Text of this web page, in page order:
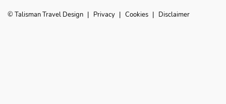
© Talisman Travel Design | Privacy | Cookies | Disclaimer